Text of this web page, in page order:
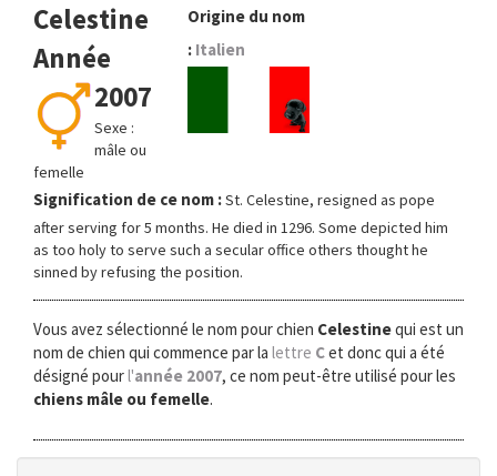
Celestine
Année
2007
Sexe :
mâle ou
femelle
Origine du nom
: Italien
Signification de ce nom :St. Celestine, resigned as pope
after serving for 5 months. He died in 1296. Some depicted him
as too holy to serve such a secular office others thought he
sinned by refusing the position.
Vous avez sélectionné le nom pour chien Celestinequi est un
nom de chien qui commence par la lettre Cet donc qui a été
désigné pourl'année 2007, ce nom peut-être utilisé pour les
chiens mâle ou femelle.